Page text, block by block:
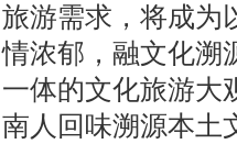
旅游需求，将成为
情浓郁，融文化溯
一体的文化旅游大
南人回味溯源本土